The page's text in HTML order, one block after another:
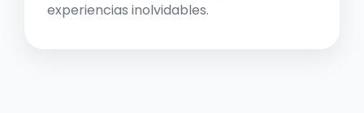
experiencias inolvidables.